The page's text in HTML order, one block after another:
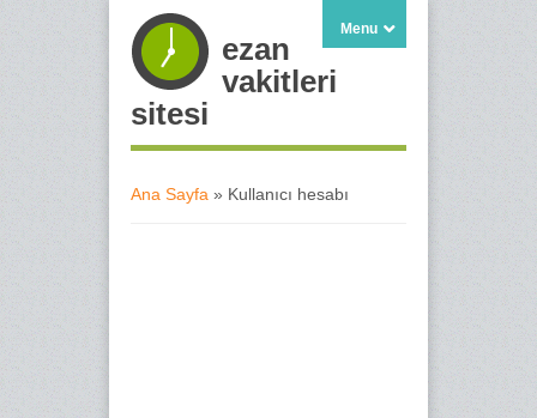
ezan
vakitleri
sitesi
Menu
Ana Sayfa » Kullanıcı hesabı